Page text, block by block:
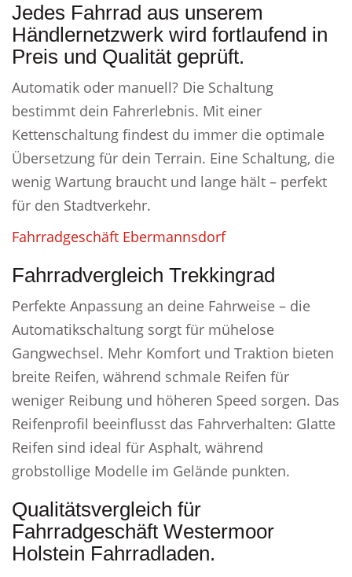
Jedes Fahrrad aus unserem
Händlernetzwerk wird fortlaufend in
Preis und Qualität geprüft.
Automatik oder manuell? Die Schaltung
bestimmt dein Fahrerlebnis. Mit einer
Kettenschaltung findest du immer die optimale
Übersetzung für dein Terrain. Eine Schaltung, die
wenig Wartung braucht und lange hält – perfekt
für den Stadtverkehr.
Fahrradgeschäft Ebermannsdorf
Fahrradvergleich Trekkingrad
Perfekte Anpassung an deine Fahrweise – die
Automatikschaltung sorgt für mühelose
Gangwechsel. Mehr Komfort und Traktion bieten
breite Reifen, während schmale Reifen für
weniger Reibung und höheren Speed sorgen. Das
Reifenprofil beeinflusst das Fahrverhalten: Glatte
Reifen sind ideal für Asphalt, während
grobstollige Modelle im Gelände punkten.
Qualitätsvergleich für
Fahrradgeschäft Westermoor
Holstein Fahrradladen.